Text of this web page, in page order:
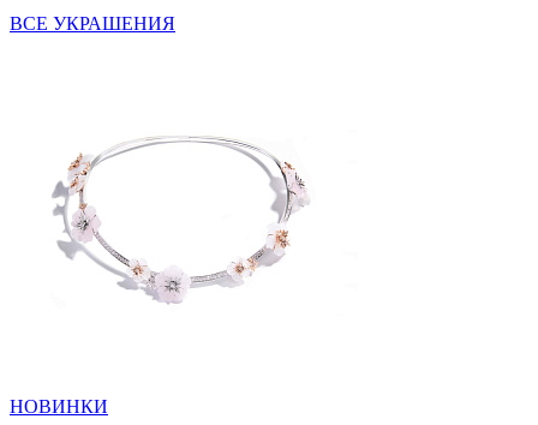
ВСЕ УКРАШЕНИЯ
НОВИНКИ